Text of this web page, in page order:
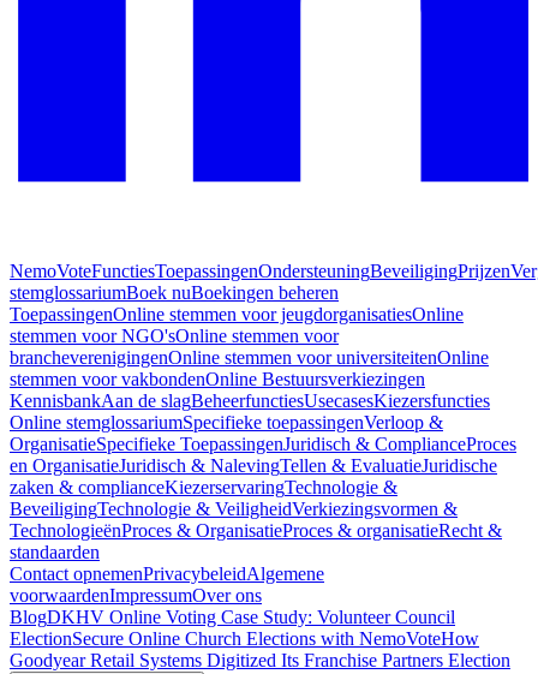
NemoVoteFunctiesToepassingenOndersteuningBeveiligingPrijzen
stemglossariumBoek nuBoekingen beheren
ToepassingenOnline stemmen voor jeugdorganisatiesOnline
stemmen voor NGO'sOnline stemmen voor
brancheverenigingenOnline stemmen voor universiteitenOnline
stemmen voor vakbondenOnline Bestuursverkiezingen
KennisbankAan de slagBeheerfunctiesUsecasesKiezersfuncties
Online stemglossariumSpecifieke toepassingenVerloop &
OrganisatieSpecifieke ToepassingenJuridisch & ComplianceProces
en OrganisatieJuridisch & NalevingTellen & EvaluatieJuridische
zaken & complianceKiezerservaringTechnologie &
BeveiligingTechnologie & VeiligheidVerkiezingsvormen &
TechnologieënProces & OrganisatieProces & organisatieRecht &
standaarden
Contact opnemenPrivacybeleidAlgemene
voorwaardenImpressumOver ons
BlogDKHV Online Voting Case Study: Volunteer Council
ElectionSecure Online Church Elections with NemoVoteHow
Goodyear Retail Systems Digitized Its Franchise Partners Election